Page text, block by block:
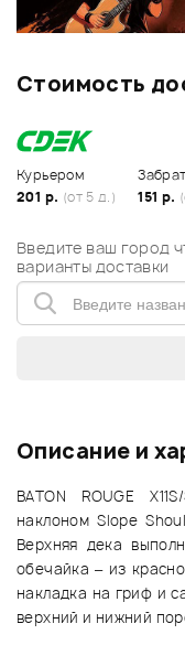
Стоимость
Курьером
201 р. (от 5 д.)
151 р.
Введите ваш город
варианты доставки
Описание и
BATON ROUGE
наклоном Slope
Верхняя дека
обечайка – из
накладка на гриф и
верхний и нижний